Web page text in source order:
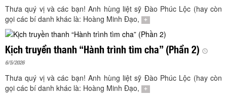
Thưa quý vị và các bạn! Anh hùng liệt sỹ Đào Phúc Lộc (hay còn
gọi các bí danh khác là: Hoàng Minh Đạo,
+
Kịch truyền thanh “Hành trình tìm cha” (Phần 2)
6/5/2026
Thưa quý vị và các bạn! Anh hùng liệt sỹ Đào Phúc Lộc (hay còn
gọi các bí danh khác là: Hoàng Minh Đạo,
+